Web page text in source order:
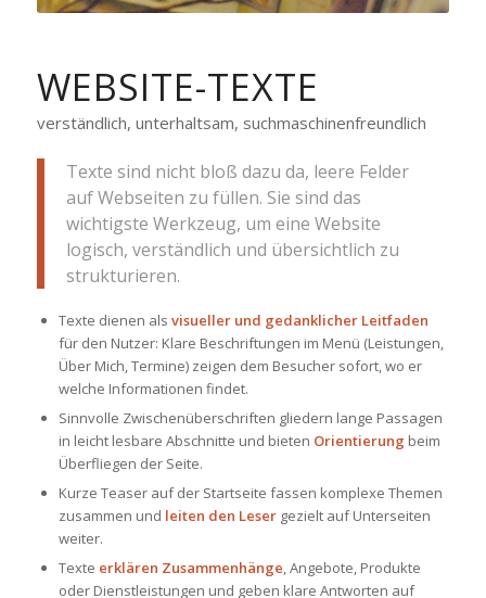
WEBSITE-TEXTE
verständlich, unterhaltsam, suchmaschinenfreundlich
Texte sind nicht bloß dazu da, leere Felder
auf Webseiten zu füllen. Sie sind das
wichtigste Werkzeug, um eine Website
logisch, verständlich und übersichtlich zu
strukturieren.
Texte dienen als visueller und gedanklicher Leitfaden
für den Nutzer: Klare Beschriftungen im Menü (Leistungen,
Über Mich, Termine) zeigen dem Besucher sofort, wo er
welche Informationen findet.
Sinnvolle Zwischenüberschriften gliedern lange Passagen
in leicht lesbare Abschnitte und bieten Orientierung beim
Überfliegen der Seite.
Kurze Teaser auf der Startseite fassen komplexe Themen
zusammen und leiten den Lesergezielt auf Unterseiten
weiter.
Texte erklären Zusammenhänge, Angebote, Produkte
oder Dienstleistungen und geben klare Antworten auf